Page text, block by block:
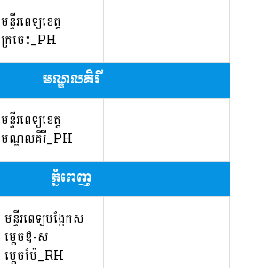
មន្ទីរពេទ្យខេត្ត
ក្រចេះ_PH
មណ្ឌលគិរី
មន្ទីរពេទ្យខេត្ត
មណ្ឌលគីរី_PH
ភ្នំពេញ
មន្ទីរពេទ្យបង្អែកស
ម្តេចឪ-ស
ម្តេចម៉ែ_RH